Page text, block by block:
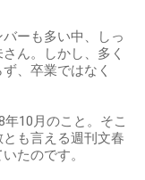
ーも多い中、しっ
ん。しかし、多く
、卒業ではなく
10月のこと。そこ
も言える週刊文春
たのです。